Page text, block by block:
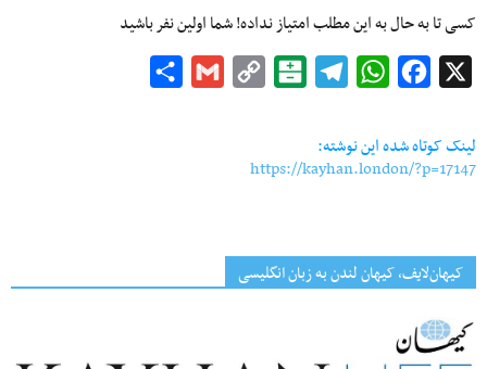
کسی تا به حال به این مطلب امتیاز نداده! شما اولین نفر باشید
Facebook
WhatsApp
Telegram
Balatarin
Copy
Gmail
لینک کوتاه شده این نوشته:
https://kayhan.london/?p=17147
کیهان‌لایف، کیهان لندن به زبان انگلیسی